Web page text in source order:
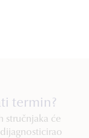
termin?
stručnjaka će